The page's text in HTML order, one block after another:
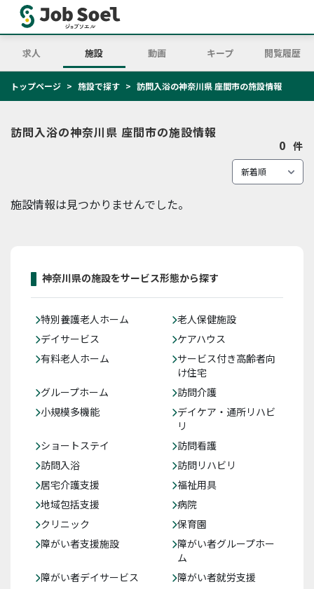
求人 施設 動画 キープ 閲覧履歴
トップページ 施設で探す 訪問入浴の神奈川県 座間市の施設情報
訪問入浴の神奈川県 座間市の施設情報
0 件
施設情報は見つかりませんでした。
神奈川県の施設をサービス形態から探す
特別養護老人ホーム
老人保健施設
デイサービス
ケアハウス
有料老人ホーム
サービス付き高齢者向
け住宅
グループホーム
訪問介護
小規模多機能
デイケア・通所リハビ
リ
ショートステイ
訪問看護
訪問入浴
訪問リハビリ
居宅介護支援
福祉用具
地域包括支援
病院
クリニック
保育園
障がい者支援施設
障がい者グループホー
ム
障がい者デイサービス
障がい者就労支援